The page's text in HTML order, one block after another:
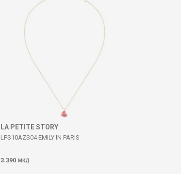
LA PETITE STORY
LPS10AZS04 EMILY IN PARIS
3.390 МКД